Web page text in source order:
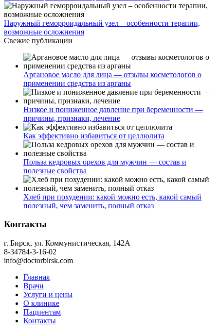
Наружный геморроидальный узел – особенности терапии,
возможные осложнения
Свежие публикации
Аргановое масло для лица — отзывы косметологов о
применении средства из арганы
Низкое и пониженное давление при беременности —
причины, признаки, лечение
Как эффективно избавиться от целлюлита
Польза кедровых орехов для мужчин — состав и
полезные свойства
Хлеб при похудении: какой можно есть, какой самый
полезный, чем заменить, полный отказ
Контакты
г. Бирск, ул. Коммунистическая, 142А
8-34784-3-16-02
info@doctorbirsk.com
Главная
Врачи
Услуги и цены
О клинике
Пациентам
Контакты